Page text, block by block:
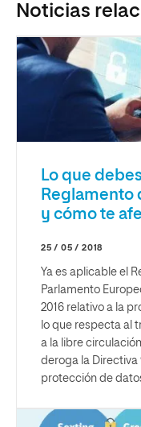
Noticias
Lo que
Reglamento
y cómo te
25 / 05 / 2018
Ya es aplicable el
Parlamento
2016 relativo a la
lo que respecta al
a la libre
deroga la
protección de